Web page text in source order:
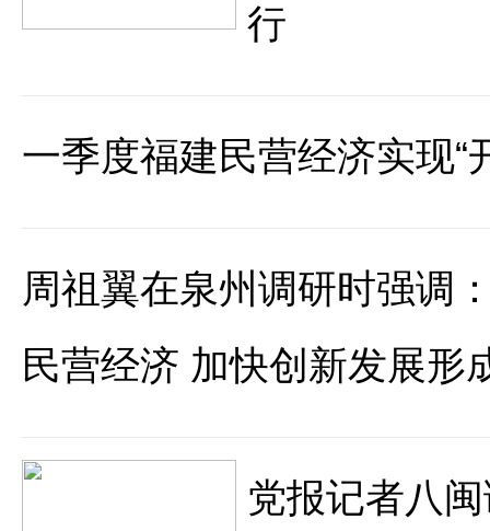
行
一季度福建民营经济实现“
周祖翼在泉州调研时强调
民营经济 加快创新发展形
党报记者八